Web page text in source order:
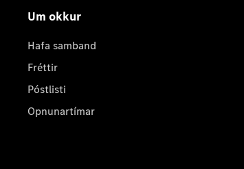
Um okkur
Hafa samband
Fréttir
Póstlisti
Opnunartímar